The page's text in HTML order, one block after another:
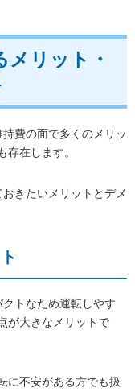
メリット・
費の面で多くのメリッ
存在します。
きたいメリットとデメ
トなため運転しやす
が大きなメリットで
に不安がある方でも扱